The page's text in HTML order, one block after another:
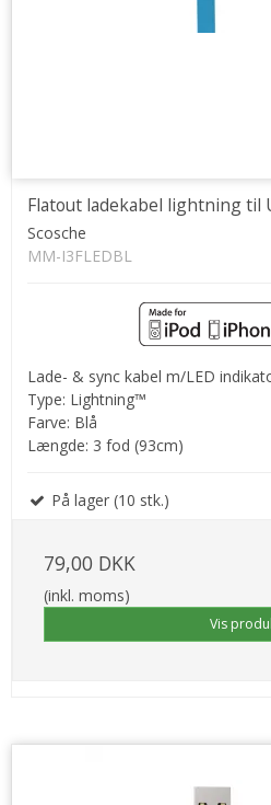
Flatout ladekabel lightning til
Scosche
MM-I3FLEDBL
Lade- & sync kabel m/LED
Type: Lightning™
Farve: Blå
Længde: 3 fod (93cm)
På lager (10 stk.)
79,00 DKK
(inkl. moms)
Vis